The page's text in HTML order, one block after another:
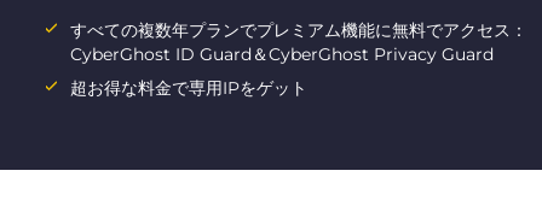
すべての複数年プランでプレミアム機能に無料でアクセス：
CyberGhost ID Guard＆CyberGhost Privacy Guard
超お得な料金で専用IPをゲット